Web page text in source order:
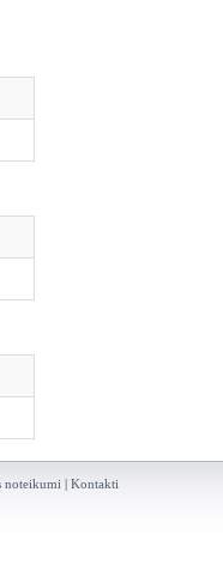
noteikumi | Kontakti